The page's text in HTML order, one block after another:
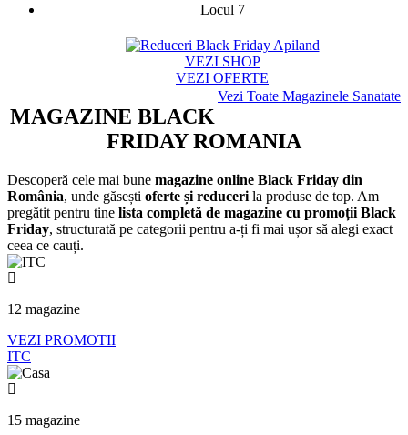
Locul 7
VEZI SHOP
VEZI OFERTE
Vezi Toate Magazinele Sanatate
MAGAZINE BLACK
FRIDAY ROMANIA
Descoperă cele mai bune magazine online Black Friday din
România, unde găsești oferte și reduceri la produse de top. Am
pregătit pentru tine lista completă de magazine cu promoții Black
Friday, structurată pe categorii pentru a-ți fi mai ușor să alegi exact
ceea ce cauți.
12 magazine
VEZI PROMOTII
ITC
15 magazine